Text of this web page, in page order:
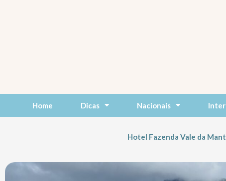
Home Dicas Nacionais
Hotel Fazenda Vale da